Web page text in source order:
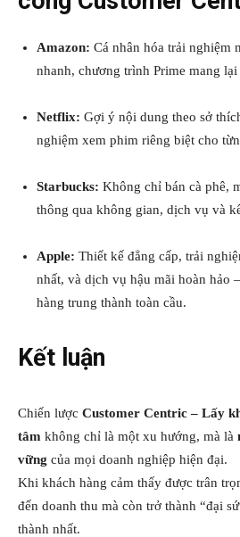
Amazon: Cá nhân hóa trải nghiệm
nhanh, chương trình Prime mang
Netflix: Gợi ý nội dung theo sở
nghiệm xem phim riêng biệt cho
Starbucks: Không chỉ bán cà phê,
thông qua không gian, dịch vụ và
Apple: Thiết kế đẳng cấp, trải
nhất, và dịch vụ hậu mãi hoàn hảo
hàng trung thành toàn cầu.
Kết luận
Chiến lược Customer Centric – Lấy
tâm không chỉ là một xu hướng, mà là
vững của mọi doanh nghiệp hiện đại.
Khi khách hàng cảm thấy được trân
đến doanh thu mà còn trở thành “đại
thành nhất.